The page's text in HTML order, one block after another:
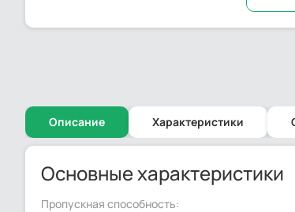
Описание Характеристики
Основные характеристики
Пропускная способность: